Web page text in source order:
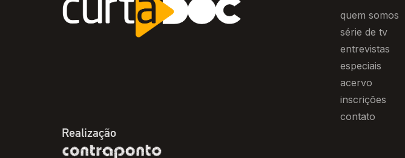
Realização
quem somos
série de tv
entrevistas
especiais
acervo
inscrições
contato